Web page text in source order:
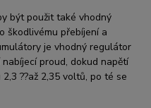
být použit také vhodný
škodlivému přebíjení a
je vhodný regulátor
proud, dokud napětí
??až 2,35 voltů, po té se